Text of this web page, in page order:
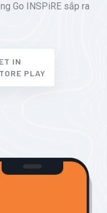
Go INSPiRE sắp ra
IN
PLAY